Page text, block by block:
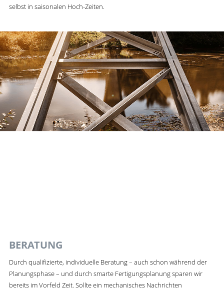
selbst in saisonalen Hoch-Zeiten.
BERATUNG
Durch qualifizierte, individuelle Beratung – auch schon während der
Planungsphase – und durch smarte Fertigungsplanung sparen wir
bereits im Vorfeld Zeit. Sollte ein mechanisches Nachrichten